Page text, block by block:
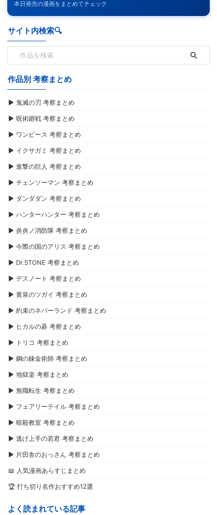
本日発売の漫画をまとめてチェック
サイト内検索🔍️
作品別 考察まとめ
▶ 鬼滅の刃 考察まとめ
▶ 呪術廻戦 考察まとめ
▶ ワンピース 考察まとめ
▶ イクサガミ 考察まとめ
▶ 進撃の巨人 考察まとめ
▶ チェンソーマン 考察まとめ
▶ ダンダダン 考察まとめ
▶ ハンターハンター 考察まとめ
▶ 炎炎ノ消防隊 考察まとめ
▶ 今際の国のアリス 考察まとめ
▶ Dr.STONE 考察まとめ
▶ デスノート 考察まとめ
▶ 黄泉のツガイ 考察まとめ
▶ 約束のネバーランド 考察まとめ
▶ ヒカルの碁 考察まとめ
▶ トリコ 考察まとめ
▶ 鋼の錬金術師 考察まとめ
▶ 地獄楽 考察まとめ
▶ 無職転生 考察まとめ
▶ フェアリーテイル 考察まとめ
▶ 暗殺教室 考察まとめ
▶ 逃げ上手の若君 考察まとめ
▶ 片田舎のおっさん 考察まとめ
📖 人気漫画あらすじまとめ
🏆 打ち切り名作おすすめ12選
よく読まれている記事